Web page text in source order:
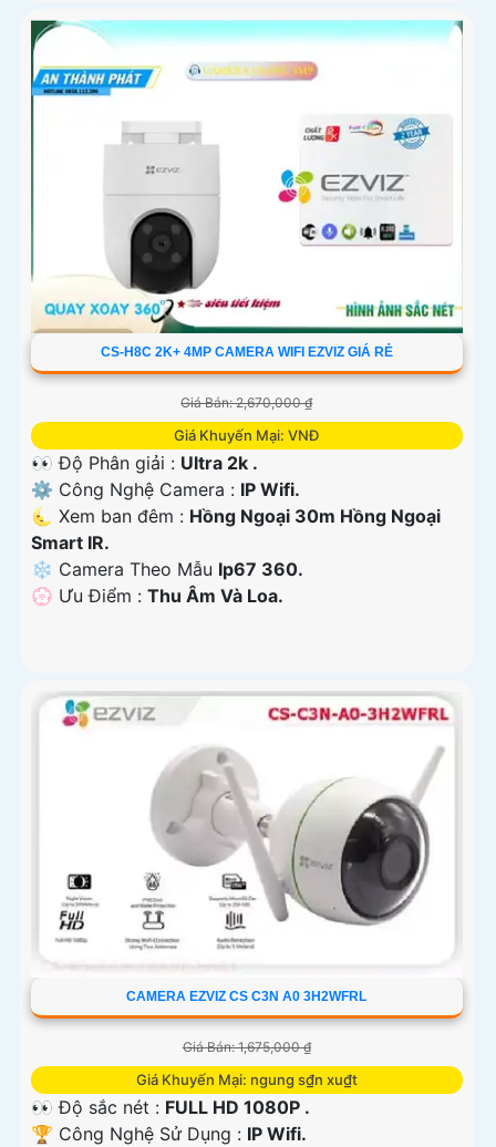
CS-H8C 2K+ 4MP CAMERA WIFI EZVIZ GIÁ RẺ
Giá Bán: 2,670,000 ₫
Giá Khuyến Mại: VNĐ
👀 Độ Phân giải : Ultra 2k .
⚙ Công Nghệ Camera : IP Wifi.
🌜 Xem ban đêm : Hồng Ngoại 30m Hồng Ngoại
Smart IR.
❄ Camera Theo Mẫu Ip67 360.
️💮 Ưu Điểm : Thu Âm Và Loa.
CAMERA EZVIZ CS C3N A0 3H2WFRL
Giá Bán: 1,675,000 ₫
Giá Khuyến Mại: ngung s₫n xu₫t
👀 Độ sắc nét : FULL HD 1080P .
🏆 Công Nghệ Sử Dụng : IP Wifi.